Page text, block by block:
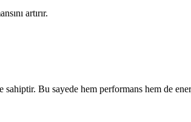
artırır.
Bu sayede hem performans hem de